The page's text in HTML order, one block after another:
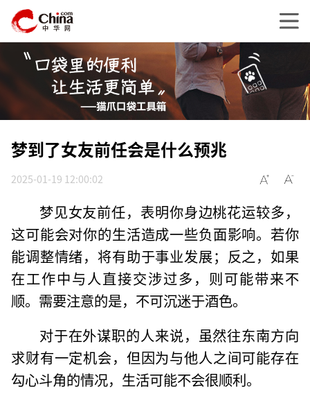
梦到了女友前任会是什么预兆
2025-01-19 12:00:02
梦见女友前任，表明你身边桃花运较多，
这可能会对你的生活造成一些负面影响。若你
能调整情绪，将有助于事业发展；反之，如果
在工作中与人直接交涉过多，则可能带来不
顺。需要注意的是，不可沉迷于酒色。
对于在外谋职的人来说，虽然往东南方向
求财有一定机会，但因为与他人之间可能存在
勾心斗角的情况，生活可能不会很顺利。